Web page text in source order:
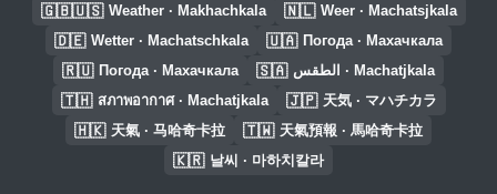
🇬🇧🇺🇸 Weather · Makhachkala 🇳🇱 Weer · Machatsjkala
🇩🇪 Wetter · Machatschkala 🇺🇦 Погода · Махачкала
🇷🇺 Погода · Махачкала 🇸🇦 الطقس · Machatjkala
🇹🇭 สภาพอากาศ · Machatjkala 🇯🇵 天気 · マハチカラ
🇭🇰 天氣 · 马哈奇卡拉 🇹🇼 天氣預報 · 馬哈奇卡拉
🇰🇷 날씨 · 마하치칼라